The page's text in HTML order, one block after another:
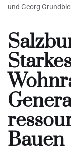
und Georg
Bauen